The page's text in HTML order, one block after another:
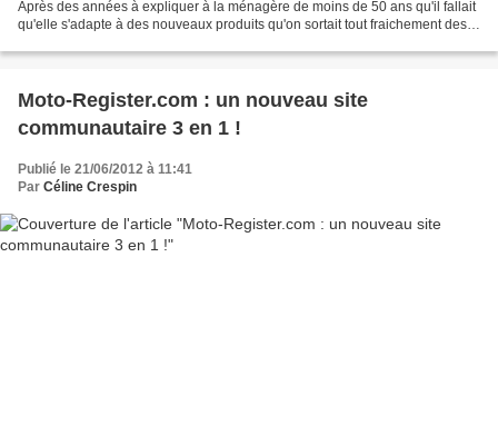
Après des années à expliquer à la ménagère de moins de 50 ans qu'il fallait
qu'elle s'adapte à des nouveaux produits qu'on sortait tout fraichement des
Moto-Register.com : un nouveau site
communautaire 3 en 1 !
Publié le 21/06/2012 à 11:41
Par Céline Crespin